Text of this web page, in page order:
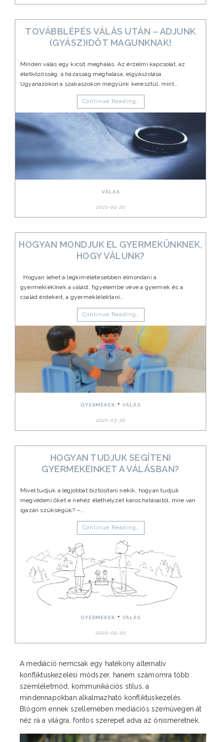
TOVÁBBLÉPÉS VÁLÁS UTÁN – ADJUNK
(GYÁSZ)IDŐT MAGUNKNAK!
Minden válás egy kicsit meghalás. Az érzelmi kapcsolat, az
életközösség, a házasság meghalása, elgyászolása.
Ugyanazokon a szakaszokon megyünk keresztül, mint…
Continue Reading…
VÁLÁS
2021-04-20
HOGYAN MONDJUK EL GYERMEKÜNKNEK,
HOGY VÁLUNK?
Hogyan lehet a legkíméletesebben elmondani a
gyermek(ek)nek a válást, figyelembe véve a gyermek és a
család érdekeit, a gyermeklélektani…
Continue Reading…
GYERMEKEK • VÁLÁS
2021-03-30
HOGYAN TUDJUK SEGÍTENI
GYERMEKEINKET A VÁLÁSBAN?
Mivel tudjuk a legjobbat biztosítani nekik, hogyan tudjuk
megvédeni őket e nehéz élethelyzet káros hatásaitól, mire van
igazán szükségük? –…
Continue Reading…
GYERMEKEK • VÁLÁS
2020-05-20
A mediáció nemcsak egy hatékony alternatív
konfliktuskezelési módszer, hanem számomra több:
szemléletmód, kommunikációs stílus, a
mindennapokban alkalmazható konfliktuskezelés.
Blogom ennek szellemében mediációs szemüvegen át
néz rá a világra, fontos szerepet adva az önismeretnek.